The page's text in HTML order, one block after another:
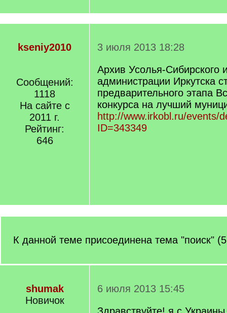
kseniy2010
Сообщений:
1118
На сайте с
2011 г.
Рейтинг:
646
3 июля 2013 18:28
Архив Усолья-Сибирского
администрации Иркутска
предварительного этапа
конкурса на лучший
http://www.irkobl.ru/events/
ID=343349
К данной теме присоединена тема "поиск"
shumak
Новичок
6 июля 2013 15:45